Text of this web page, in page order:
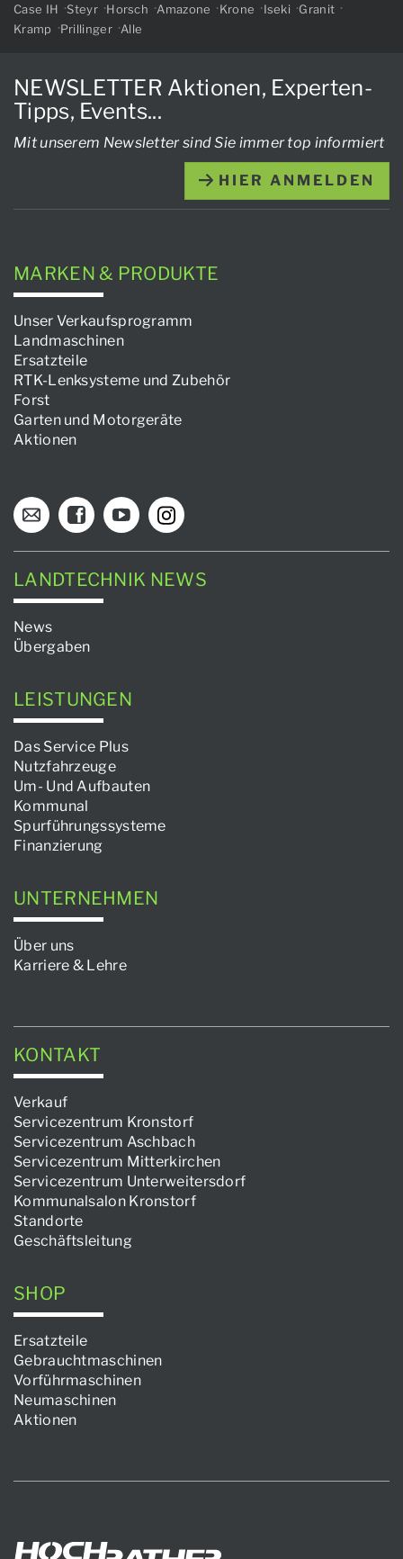
Case IH
Steyr Horsch Amazone Krone Iseki
Granit
Kramp
Prillinger Alle
NEWSLETTER Aktionen, Experten-
Tipps, Events...
Mit unserem Newsletter sind Sie immer top informiert
HIER ANMELDEN
MARKEN & PRODUKTE
Unser Verkaufsprogramm
Landmaschinen
Ersatzteile
RTK-Lenksysteme und Zubehör
Forst
Garten und Motorgeräte
Aktionen
LANDTECHNIK NEWS
News
Übergaben
LEISTUNGEN
Das Service Plus
Nutzfahrzeuge
Um- Und Aufbauten
Kommunal
Spurführungssysteme
Finanzierung
UNTERNEHMEN
Über uns
Karriere & Lehre
KONTAKT
Verkauf
Servicezentrum Kronstorf
Servicezentrum Aschbach
Servicezentrum Mitterkirchen
Servicezentrum Unterweitersdorf
Kommunalsalon Kronstorf
Standorte
Geschäftsleitung
SHOP
Ersatzteile
Gebrauchtmaschinen
Vorführmaschinen
Neumaschinen
Aktionen